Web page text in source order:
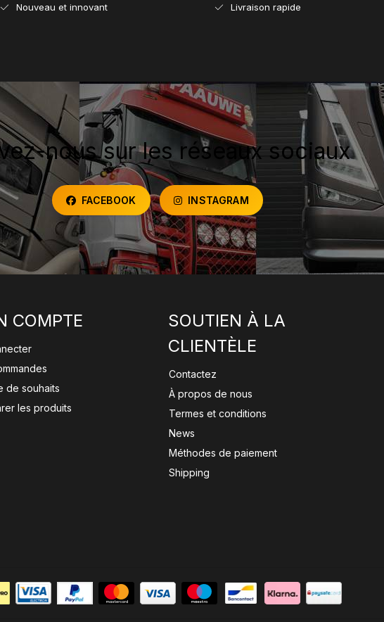
Nouveau et innovant Livraison rapide
nous sur les réseaux sociaux
FACEBOOK INSTAGRAM
COMPTE
de souhaits
les produits
SOUTIEN À LA
CLIENTÈLE
Contactez
À propos de nous
Termes et conditions
News
Méthodes de paiement
Shipping